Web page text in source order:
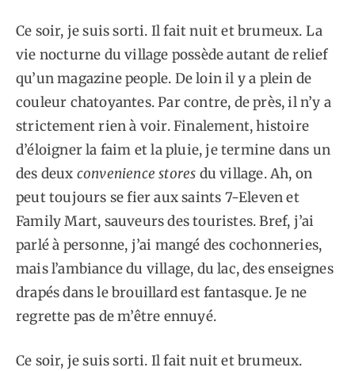
Ce soir, je suis sorti. Il fait nuit et brumeux. La
vie nocturne du village possède autant de relief
qu’un magazine people. De loin il y a plein de
couleur chatoyantes. Par contre, de près, il n’y a
strictement rien à voir. Finalement, histoire
d’éloigner la faim et la pluie, je termine dans un
des deux convenience stores du village. Ah, on
peut toujours se fier aux saints 7-Eleven et
Family Mart, sauveurs des touristes. Bref, j’ai
parlé à personne, j’ai mangé des cochonneries,
mais l’ambiance du village, du lac, des enseignes
drapés dans le brouillard est fantasque. Je ne
regrette pas de m’être ennuyé.
Ce soir, je suis sorti. Il fait nuit et brumeux.